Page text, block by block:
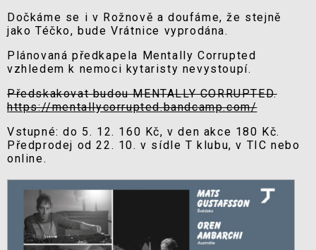
Dočkáme se i v Rožnově a doufáme, že stejně
jako Téčko, bude Vrátnice vyprodána.
Plánovaná předkapela Mentally Corrupted
vzhledem k nemoci kytaristy nevystoupí.
Předskakovat budou MENTALLY CORRUPTED.
https://mentallycorrupted.bandcamp.com/
Vstupné: do 5. 12. 160 Kč, v den akce 180 Kč.
Předprodej od 22. 10. v sídle T klubu, v TIC nebo
online.